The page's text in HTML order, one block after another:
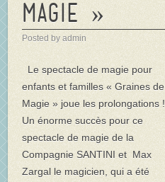
Magie »
Posted by admin
Le spectacle de magie pour
enfants et familles « Graines de
Magie » joue les prolongations !
Un énorme succès pour ce
spectacle de magie de la
Compagnie SANTINI et Max
Zargal le magicien, qui a été